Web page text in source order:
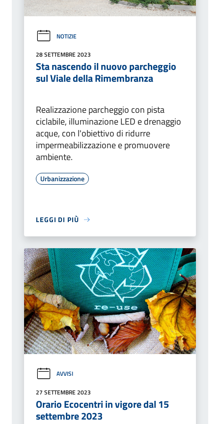
NOTIZIE
28 SETTEMBRE 2023
Sta nascendo il nuovo parcheggio
sul Viale della Rimembranza
Realizzazione parcheggio con pista
ciclabile, illuminazione LED e drenaggio
acque, con l'obiettivo di ridurre
impermeabilizzazione e promuovere
ambiente.
Urbanizzazione
LEGGI DI PIÙ
AVVISI
27 SETTEMBRE 2023
Orario Ecocentri in vigore dal 15
settembre 2023